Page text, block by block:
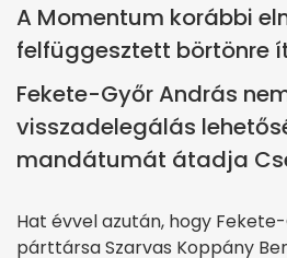
A Momentum korábbi
felfüggesztett börtönre
Fekete-Győr András
visszadelegálás
mandátumát átadja
Hat évvel azután, hogy
párttársa Szarvas Koppány